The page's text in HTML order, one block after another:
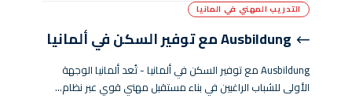
التدريب المهني في المانيا
Ausbildung مع توفير السكن في ألمانيا
Ausbildung مع توفير السكن في ألمانيا - تُعد ألمانيا الوجهة
الأولى للشباب الراغبين في بناء مستقبل مهني قوي عبر نظام…